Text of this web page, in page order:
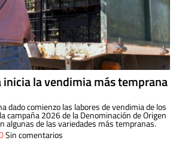
inicia la vendimia más temprana
dado comienzo las labores de vendimia de los
campaña 2026 de la Denominación de Origen
algunas de las variedades más tempranas.
Sin comentarios